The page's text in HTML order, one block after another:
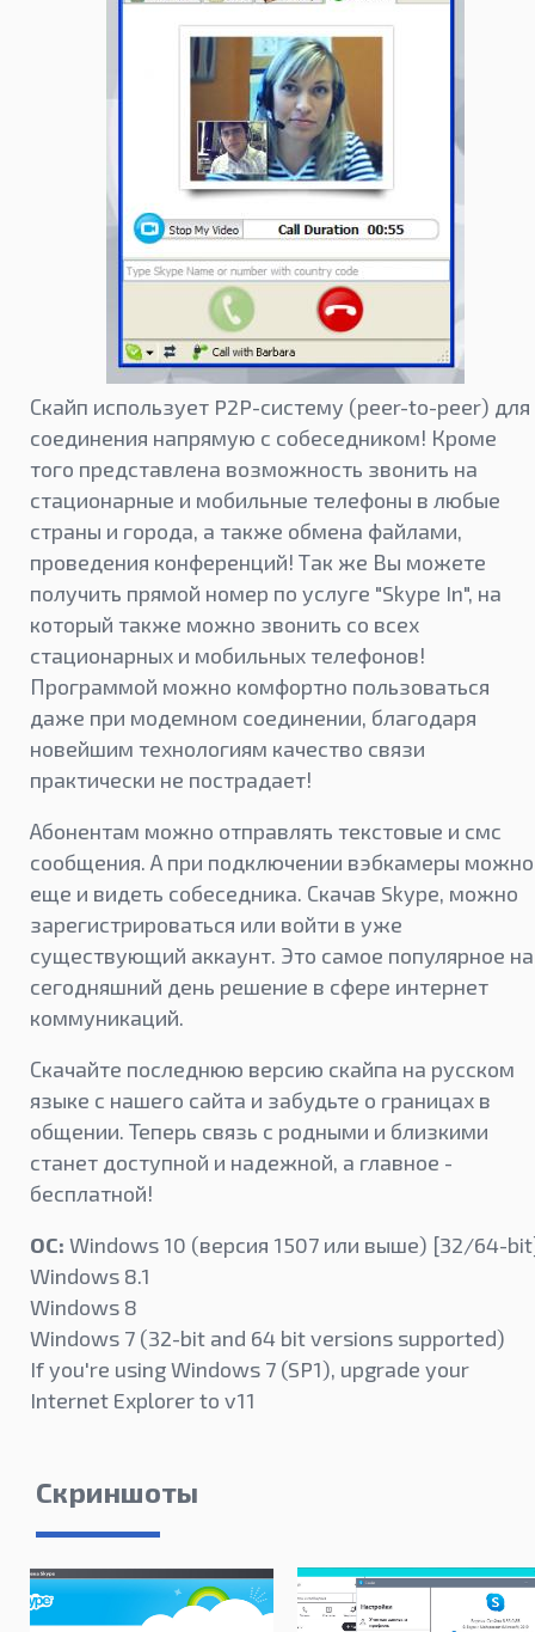
Скайп использует P2P-систему (peer-to-peer) для
соединения напрямую с собеседником! Кроме
того представлена возможность звонить на
стационарные и мобильные телефоны в любые
страны и города, а также обмена файлами,
проведения конференций! Так же Вы можете
получить прямой номер по услуге "Skype In", на
который также можно звонить со всех
стационарных и мобильных телефонов!
Программой можно комфортно пользоваться
даже при модемном соединении, благодаря
новейшим технологиям качество связи
практически не пострадает!
Абонентам можно отправлять текстовые и смс
сообщения. А при подключении вэбкамеры можно
еще и видеть собеседника. Скачав Skype, можно
зарегистрироваться или войти в уже
существующий аккаунт. Это самое популярное на
сегодняшний день решение в сфере интернет
коммуникаций.
Скачайте последнюю версию скайпа на русском
языке с нашего сайта и забудьте о границах в
общении. Теперь связь с родными и близкими
станет доступной и надежной, а главное -
бесплатной!
ОС: Windows 10 (версия 1507 или выше) [32/64-
Windows 8.1
Windows 8
Windows 7 (32-bit and 64 bit versions supported)
If you're using Windows 7 (SP1), upgrade your
Internet Explorer to v11
Скриншоты